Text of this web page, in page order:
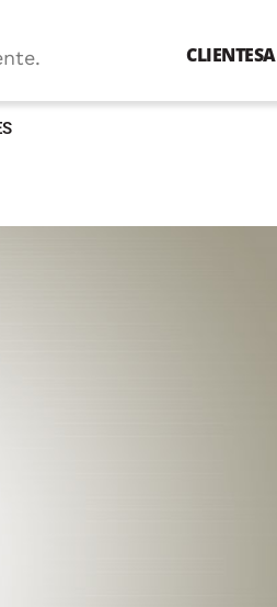
CLIENTESA